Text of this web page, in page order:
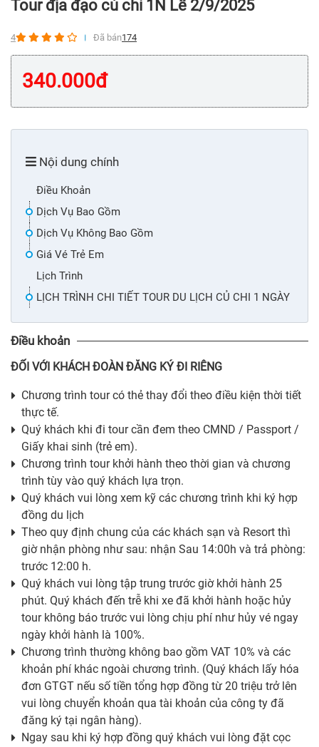
Tour địa đạo củ chi 1N Lễ 2/9/2025
4 Đã bán174
340.000đ
Nội dung chính
Điều Khoản
Dịch Vụ Bao Gồm
Dịch Vụ Không Bao Gồm
Giá Vé Trẻ Em
Lịch Trình
LỊCH TRÌNH CHI TIẾT TOUR DU LỊCH CỦ CHI 1 NGÀY
Điều khoản
ĐỐI VỚI KHÁCH ĐOÀN ĐĂNG KÝ ĐI RIÊNG
Chương trình tour có thẻ thay đổi theo điều kiện thời tiết
thực tế.
Quý khách khi đi tour cần đem theo CMND / Passport /
Giấy khai sinh (trẻ em).
Chương trình tour khởi hành theo thời gian và chương
trình tùy vào quý khách lựa trọn.
Quý khách vui lòng xem kỹ các chương trình khi ký hợp
đồng du lịch
Theo quy định chung của các khách sạn và Resort thì
giờ nhận phòng như sau: nhận Sau 14:00h và trả phòng:
trước 12:00 h.
Quý khách vui lòng tập trung trước giờ khởi hành 25
phút. Quý khách đến trễ khi xe đã khởi hành hoặc hủy
tour không báo trước vui lòng chịu phí như hủy vé ngay
ngày khởi hành là 100%.
Chương trình thường không bao gồm VAT 10% và các
khoản phí khác ngoài chương trình. (Quý khách lấy hóa
đơn GTGT nếu số tiền tổng hợp đồng từ 20 triệu trở lên
vui lòng chuyển khoản qua tài khoản của công ty đã
đăng ký tại ngân hàng).
Ngay sau khi ký hợp đồng quý khách vui lòng đặt cọc